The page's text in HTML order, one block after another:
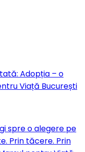
Adopția – o
Viață București
spre o alegere pe
Prin tăcere. Prin